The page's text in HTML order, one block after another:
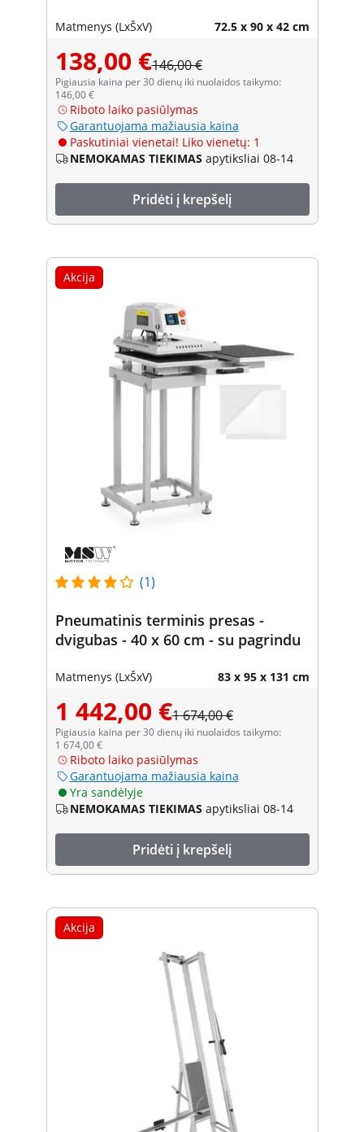
Matmenys (LxŠxV) 72.5 x 90 x 42 cm
138,00 €146,00 €
Pigiausia kaina per 30 dienų iki nuolaidos taikymo:
146,00 €
Riboto laiko pasiūlymas
Garantuojama mažiausia kaina
Paskutiniai vienetai! Liko vienetų: 1
NEMOKAMAS TIEKIMAS apytiksliai 08-14
Pridėti į krepšelį
Akcija
(1)
Pneumatinis terminis presas -
dvigubas - 40 x 60 cm - su pagrindu
Matmenys (LxŠxV) 83 x 95 x 131 cm
1 442,00 €1 674,00 €
Pigiausia kaina per 30 dienų iki nuolaidos taikymo:
1 674,00 €
Riboto laiko pasiūlymas
Garantuojama mažiausia kaina
Yra sandėlyje
NEMOKAMAS TIEKIMAS apytiksliai 08-14
Pridėti į krepšelį
Akcija